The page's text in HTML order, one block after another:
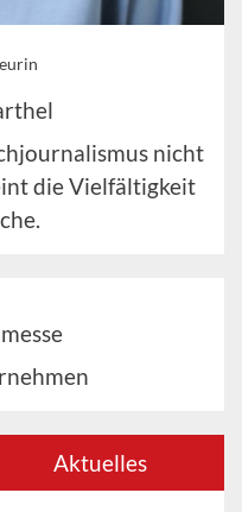
nicht
die Vielfältigkeit
Aktuelles